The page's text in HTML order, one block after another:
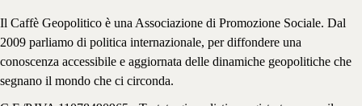
Il Caffè Geopolitico è una Associazione di Promozione Sociale. Dal
2009 parliamo di politica internazionale, per diffondere una
conoscenza accessibile e aggiornata delle dinamiche geopolitiche che
segnano il mondo che ci circonda.